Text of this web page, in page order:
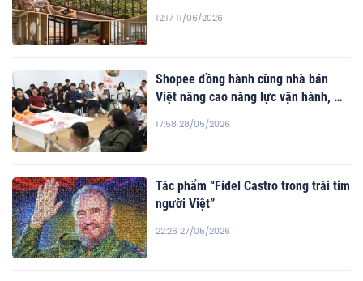
12:17 11/06/2026
Shopee đồng hành cùng nhà bán
Việt nâng cao năng lực vận hành, mở
17:58 28/05/2026
Tác phẩm “Fidel Castro trong trái tim
người Việt”
22:26 27/05/2026